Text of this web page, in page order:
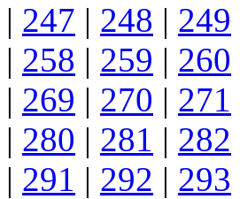
| 247 | 248 | 249
| 258 | 259 | 260
| 269 | 270 | 271
| 280 | 281 | 282
| 291 | 292 | 293